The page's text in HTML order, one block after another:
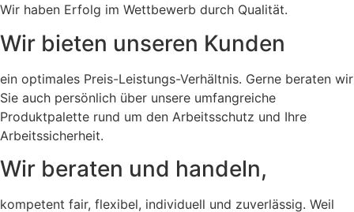
Wir haben Erfolg im Wettbewerb durch Qualität.
Wir bieten unseren Kunden
ein optimales Preis-Leistungs-Verhältnis. Gerne beraten wir
Sie auch persönlich über unsere umfangreiche
Produktpalette rund um den Arbeitsschutz und Ihre
Arbeitssicherheit.
Wir beraten und handeln,
kompetent fair, flexibel, individuell und zuverlässig. Weil